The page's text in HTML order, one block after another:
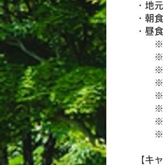
・地元人
・朝食
・昼食
※朝食
※店内
※他ご予
※全付
※プレー
※有料
​※アレル
※TDG
→同席
【キャ